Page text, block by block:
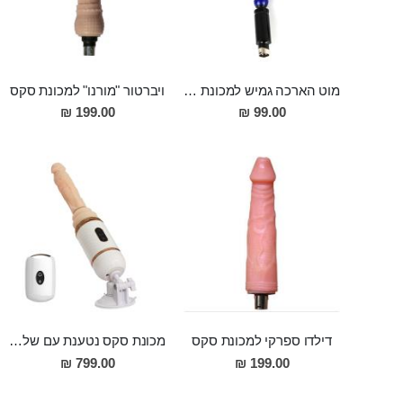
מוט הארכה גמיש למכונת סקס 30 סמ אורך 2.5 סמ רוחב
99.00 ₪
ויברטור "מורנו" למכונת סקס
199.00 ₪
דילדו ספרקי למכונת סקס
199.00 ₪
מכונת סקס נטענת עם שלט ועם פונקצית חימום, קומפקטית ודסקרטית Cyclone Fire
799.00 ₪